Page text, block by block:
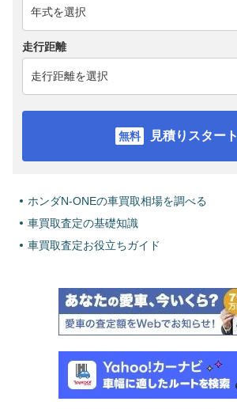
走行距離
見積りスタート
ホンダN-ONEの車買取相場を調べる
車買取査定の基礎知識
車買取査定お役立ちガイド